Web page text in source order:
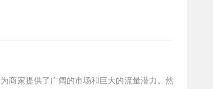
商家提供了广阔的市场和巨大的流量潜力。然